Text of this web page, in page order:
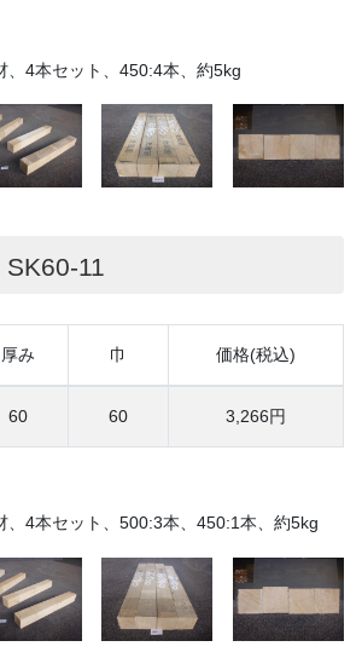
、4本セット、450:4本、約5kg
11
厚み 巾 価格(税込)
60 60 3,266円
、4本セット、500:3本、450:1本、約5kg